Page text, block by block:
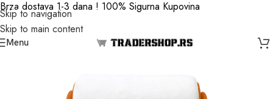
Skip to navigation
Skip to main content
Brza dostava 1-3 dana ! 100% Sigurna Kupovina
Menu